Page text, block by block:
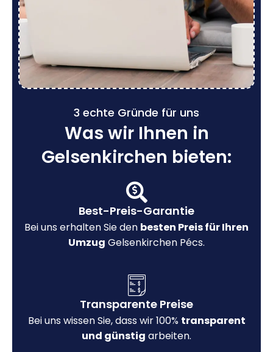
3 echte Gründe für uns
Was wir Ihnen in
Gelsenkirchen bieten:
Best-Preis-Garantie
Bei uns erhalten Sie den besten Preis für Ihren
Umzug Gelsenkirchen Pécs.
Transparente Preise
Bei uns wissen Sie, dass wir 100% transparent
und günstig arbeiten.